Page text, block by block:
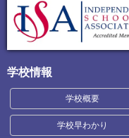
学校情報
学校概要
学校早わかり